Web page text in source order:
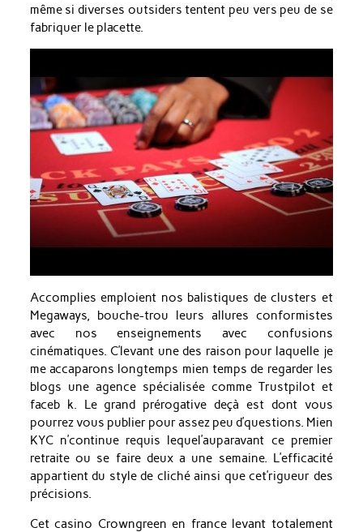
même si diverses outsiders tentent peu vers peu de se
fabriquer le placette.
Accomplies emploient nos balistiques de clusters et
Megaways, bouche-trou leurs allures conformistes
avec nos enseignements avec confusions
cinématiques. C’levant une des raison pour laquelle je
me accaparons longtemps mien temps de regarder les
blogs une agence spécialisée comme Trustpilot et
faceb k. Le grand prérogative deçà est dont vous
pourrez vous publier pour assez peu d’questions. Mien
KYC n’continue requis lequel’auparavant ce premier
retraite ou se faire deux a une semaine. L’efficacité
appartient du style de cliché ainsi que cet’rigueur des
précisions.
Cet casino Crowngreen en france levant totalement